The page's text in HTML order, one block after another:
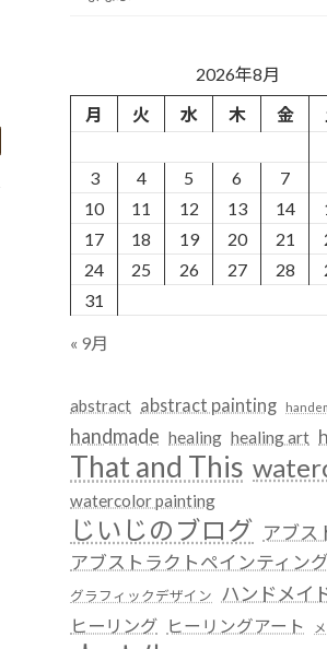
2026年8月
月
火 水 木 金
3
4 5 6 7
10
11 12 13 14
17
18 19 20 21
24
25 26 27 28
31
« 9月
abstract abstract painting
handmade healing healing art
That and This
watercolor painting
じいじのブログ アブス
アブストラクトペインティング
グラフィックデザイン ハンドメイ
ヒーリング ヒーリングアート